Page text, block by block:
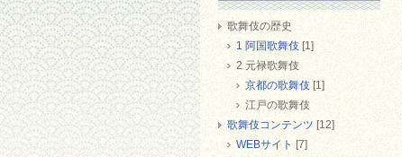
歌舞伎の歴史
1 阿国歌舞伎 [1]
2 元禄歌舞伎
京都の歌舞伎 [1]
江戸の歌舞伎
歌舞伎コンテンツ [12]
WEBサイト [7]